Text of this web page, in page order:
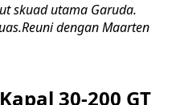
skuad utama Garuda.
dengan Maarten
30-200 GT